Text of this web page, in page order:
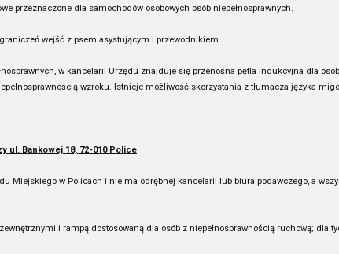
przeznaczone dla samochodów osobowych osób niepełnosprawnych.
wejść z psem asystującym i przewodnikiem.
w kancelarii Urzędu znajduje się przenośna pętla indukcyjna dla
wzroku. Istnieje możliwość skorzystania z tłumacza języka
ul. Bankowej 18, 72-010 Police
Miejskiego w Policach i nie ma odrębnej kancelarii lub biura podawczego, a
i rampą dostosowaną dla osób z niepełnosprawnością ruchową; dla